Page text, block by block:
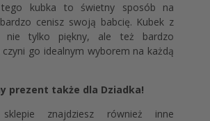
tego kubka to świetny sposób na
cenisz swoją babcię. Kubek z
nie tylko piękny, ale też bardzo
go idealnym wyborem na każdą
prezent także dla Dziadka!
znajdziesz również inne